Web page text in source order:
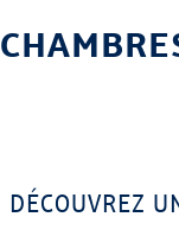
DÉCOUVREZ